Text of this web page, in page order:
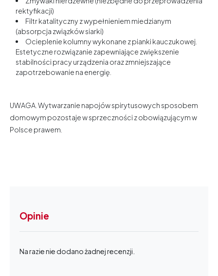
rektyfikacji)
Filtr katalityczny z wypełnieniem miedzianym
(absorpcja związków siarki)
Ocieplenie kolumny wykonane z pianki kauczukowej.
Estetyczne rozwiązanie zapewniające zwiększenie
stabilności pracy urządzenia oraz zmniejszające
zapotrzebowanie na energię.
UWAGA. Wytwarzanie napojów spirytusowych sposobem
domowym pozostaje w sprzeczności z obowiązującym w
Polsce prawem.
Opinie
Na razie nie dodano żadnej recenzji.